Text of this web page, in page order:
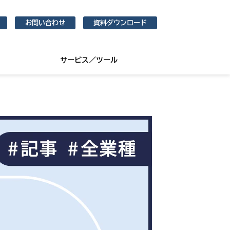
お問い合わせ 資料ダウンロード
サービス／ツール